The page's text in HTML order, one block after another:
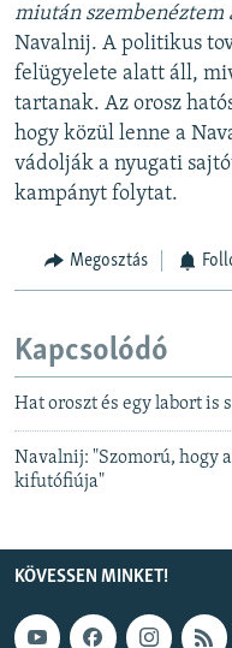
miután szembenéztem
Navalnij. A politikus
felügyelete alatt áll,
tartanak. Az orosz
hogy közül lenne a
vádolják a nyugati
kampányt folytat.
Megosztás
Kapcsolódó
Hat oroszt és egy labort
Navalnij: "Szomorú, hogy
kifutófiúja"
KÖVESSEN MINKET!